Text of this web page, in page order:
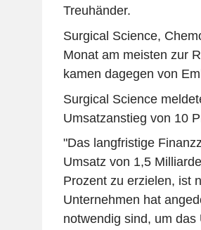
Treuhänder.
Surgical Science,
Monat am meisten zur
kamen dagegen von
Surgical Science
Umsatzanstieg von 10
"Das langfristige
Umsatz von 1,5
Prozent zu erzielen, ist
Unternehmen hat
notwendig sind, um